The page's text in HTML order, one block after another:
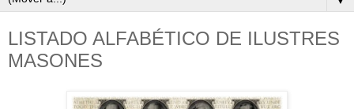
LISTADO ALFABÉTICO DE ILUSTRES
MASONES